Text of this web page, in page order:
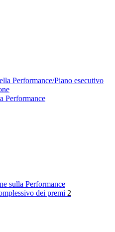
Performance/Piano esecutivo
Performance
sulla Performance
dei premi 2